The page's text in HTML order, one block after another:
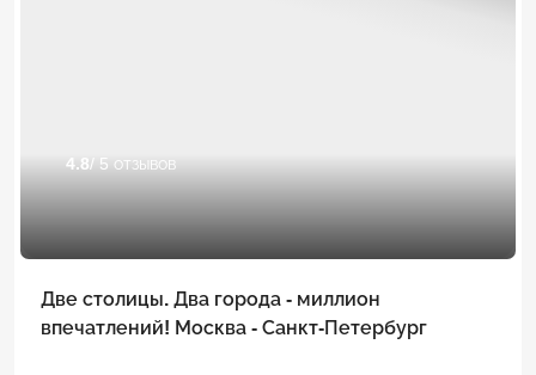
4.8/ 5 отзывов
Две столицы. Два города - миллион
впечатлений! Москва - Санкт-Петербург